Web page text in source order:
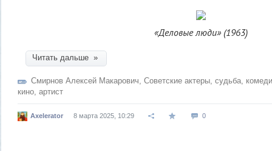
«Деловые люди» (1963)
Читать дальше »
Смирнов Алексей Макарович, Советские актеры, судьба,
кино, артист
Axelerator 8 марта 2025, 10:29 0